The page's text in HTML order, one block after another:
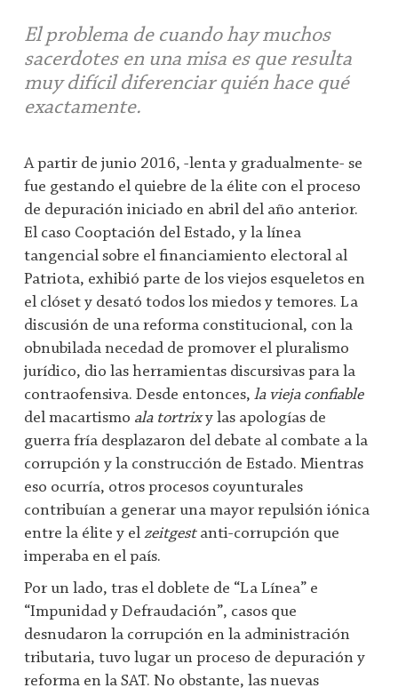
El problema de cuando hay muchos
sacerdotes en una misa es que resulta
muy difícil diferenciar quién hace qué
exactamente.
A partir de junio 2016, -lenta y gradualmente- se
fue gestando el quiebre de la élite con el proceso
de depuración iniciado en abril del año anterior.
El caso Cooptación del Estado, y la línea
tangencial sobre el financiamiento electoral al
Patriota, exhibió parte de los viejos esqueletos en
el clóset y desató todos los miedos y temores. La
discusión de una reforma constitucional, con la
obnubilada necedad de promover el pluralismo
jurídico, dio las herramientas discursivas para la
contraofensiva. Desde entonces, la vieja confiable
del macartismo ala tortrixy las apologías de
guerra fría desplazaron del debate al combate a la
corrupción y la construcción de Estado. Mientras
eso ocurría, otros procesos coyunturales
contribuían a generar una mayor repulsión iónica
entre la élite y el zeitgestanti-corrupción que
imperaba en el país.
Por un lado, tras el doblete de “La Línea” e
“Impunidad y Defraudación”, casos que
desnudaron la corrupción en la administración
tributaria, tuvo lugar un proceso de depuración y
reforma en la SAT. No obstante, las nuevas